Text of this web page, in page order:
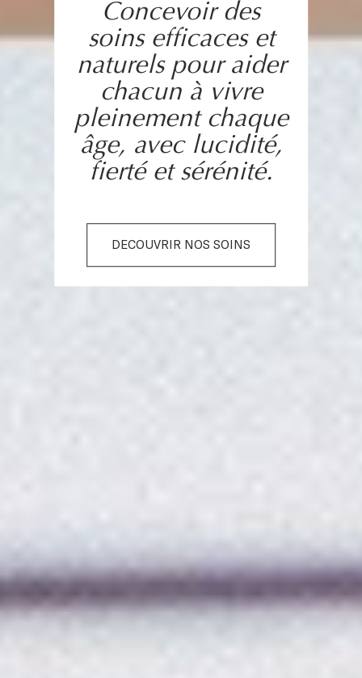
Concevoir des
soins efficaces et
naturels pour aider
chacun à vivre
pleinement chaque
âge, avec lucidité,
fierté et sérénité.
DECOUVRIR NOS SOINS